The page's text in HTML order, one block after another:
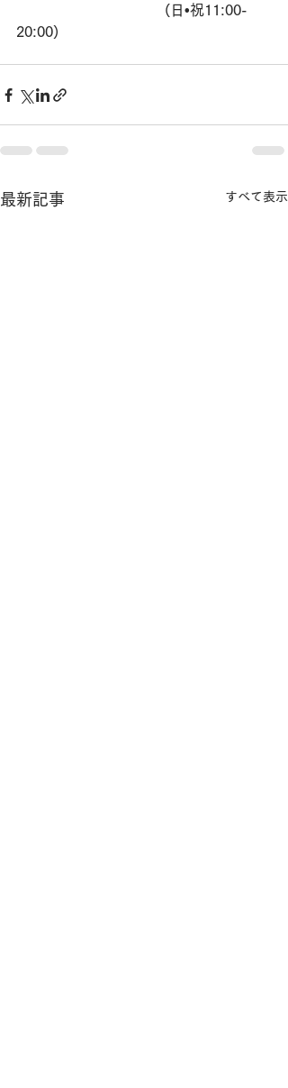
20:00)
最新記事 すべて表示